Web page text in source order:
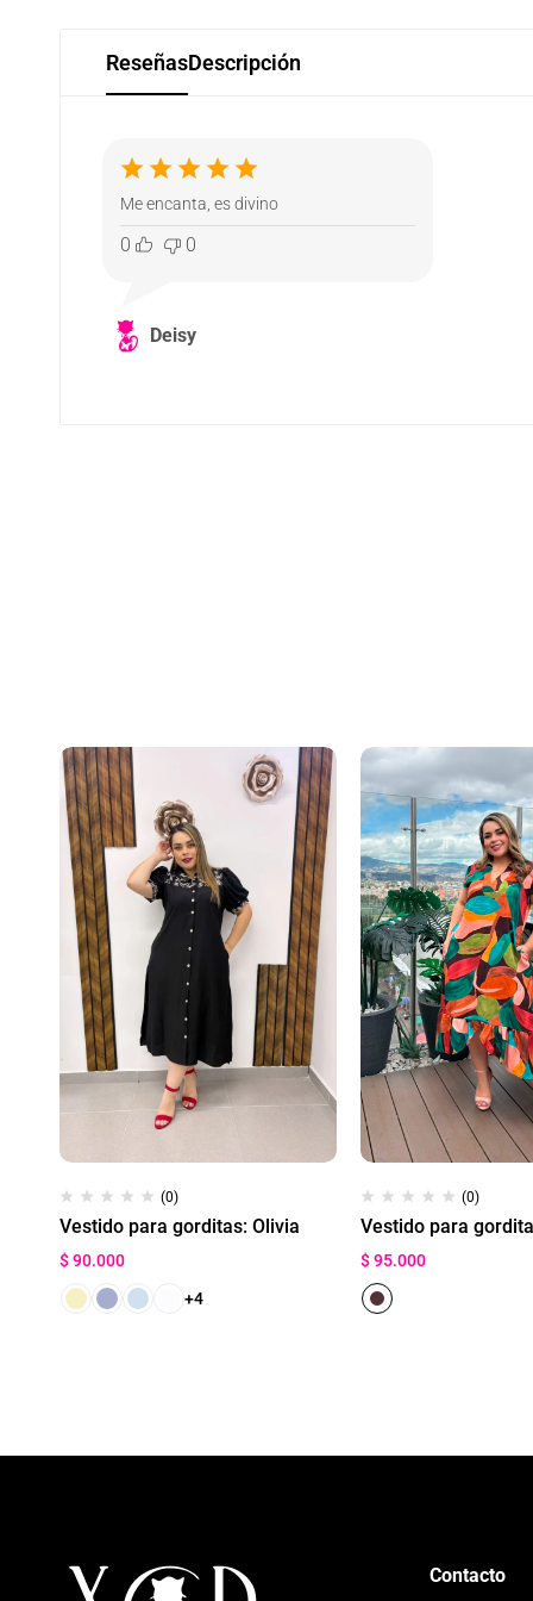
ReseñasDescripción
Me encanta, es divino
0 0
Deisy
(0)
Vestido para gorditas: Olivia
$90.000
+4
(0)
Vestido para
$95.000
Contacto